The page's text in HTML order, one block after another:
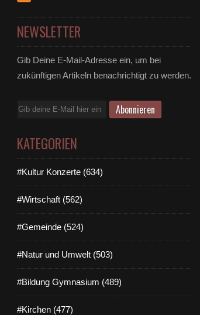
NEWSLETTER
Gib Deine E-Mail-Adresse ein, um bei
zukünftigen Artikeln benachrichtigt zu werden.
E-
KATEGORIEN
#Kultur Konzerte (634)
#Wirtschaft (562)
#Gemeinde (524)
#Natur und Umwelt (503)
#Bildung Gymnasium (489)
#Kirchen (477)